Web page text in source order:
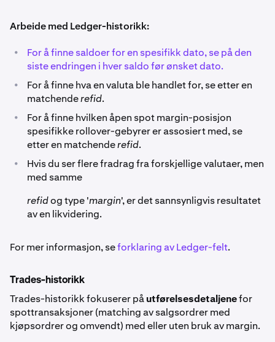
Arbeide med Ledger-historikk:
•
For å finne saldoer for en spesifikk dato, se på den
siste endringen i hver saldo før ønsket dato.
•
For å finne hva en valuta ble handlet for, se etter en
matchenderefid.
•
For å finne hvilken åpen spot margin-posisjon
spesifikke rollover-gebyrer er assosiert med, se
etter en matchenderefid.
•
Hvis du ser flere fradrag fra forskjellige valutaer, men
med samme
refidog type 'margin', er det sannsynligvis resultatet
av en likvidering.
For mer informasjon, seforklaring av Ledger-felt.
Trades-historikk
Trades-historikk fokuserer påutførelsesdetaljenefor
spottransaksjoner (matching av salgsordrer med
kjøpsordrer og omvendt) med eller uten bruk av margin.